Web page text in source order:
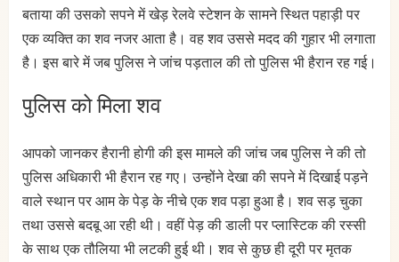
बताया की उसको सपने में खेड़ रेलवे स्टेशन के सामने स्थित पहाड़ी पर
एक व्यक्ति का शव नजर आता है। वह शव उससे मदद की गुहार भी लगाता
है। इस बारे में जब पुलिस ने जांच पड़ताल की तो पुलिस भी हैरान रह गई।
पुलिस को मिला शव
आपको जानकर हैरानी होगी की इस मामले की जांच जब पुलिस ने की तो
पुलिस अधिकारी भी हैरान रह गए। उन्होंने देखा की सपने में दिखाई पड़ने
वाले स्थान पर आम के पेड़ के नीचे एक शव पड़ा हुआ है। शव सड़ चुका
तथा उससे बदबू आ रही थी। वहीं पेड़ की डाली पर प्लास्टिक की रस्सी
के साथ एक तौलिया भी लटकी हुई थी। शव से कुछ ही दूरी पर मृतक